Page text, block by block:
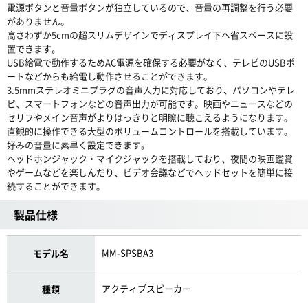
電源ボタンと音量ボタンが独立しているので、音量の再調整を行う必要
がありません。
高さわずか5cmの超スリムデザインでディスプレイ下へ省スペースに設
置できます。
USB給電で動作するためAC電源を確保する必要がなく、テレビのUSBポ
ートなどからも給電し動作させることができます。
3.5mmステレオミニプラグの音声入力に対応しており、パソコンやテレ
ビ、スマートフォンなどの音声出力が可能です。映画やニュースなどの
セリフやメイン音声がよりはっきりと明瞭に聴こえるようになります。
直観的に操作できる大型のボリュームコントロールを搭載しています。
好みの音量に素早く設定できます。
ヘッドホンジャック・マイクジャックを搭載しており、夜間の映画鑑賞
やゲームなどを楽しんだり、ビデオ会議などでヘッドセットを簡単に接
続することができます。
製品仕様
モデル名 MM-SPSBA3
種類 アクティブスピーカー